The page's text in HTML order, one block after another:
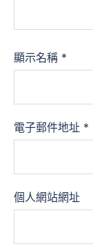
顯示名稱 *
電子郵件地址 *
個人網站網址